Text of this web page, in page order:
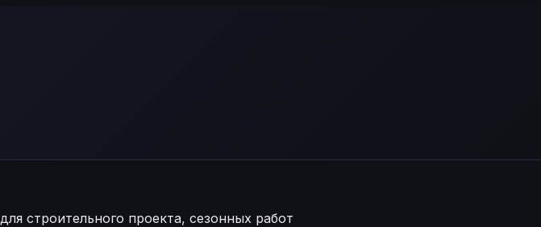
строительного проекта, сезонных работ